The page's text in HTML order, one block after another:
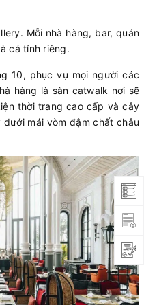
Mỗi nhà hàng, bar, quán
cá tính riêng.
10, phục vụ mọi người các
hàng là sàn catwalk nơi sẽ
thời trang cao cấp và cây
mái vòm đậm chất châu